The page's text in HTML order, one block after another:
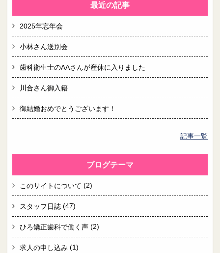
最近の記事
2025年忘年会
小林さん送別会
歯科衛生士のAAさんが産休に入りました
川合さん御入籍
御結婚おめでとうございます！
記事一覧
ブログテーマ
このサイトについて (2)
スタッフ日誌 (47)
ひろ矯正歯科で働く声 (2)
求人の申し込み (1)